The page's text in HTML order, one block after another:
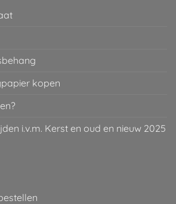
kopen
i.v.m. Kerst en oud en nieuw 2025